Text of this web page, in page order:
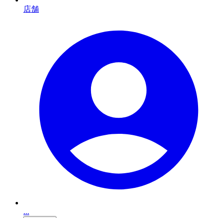
店舗
...